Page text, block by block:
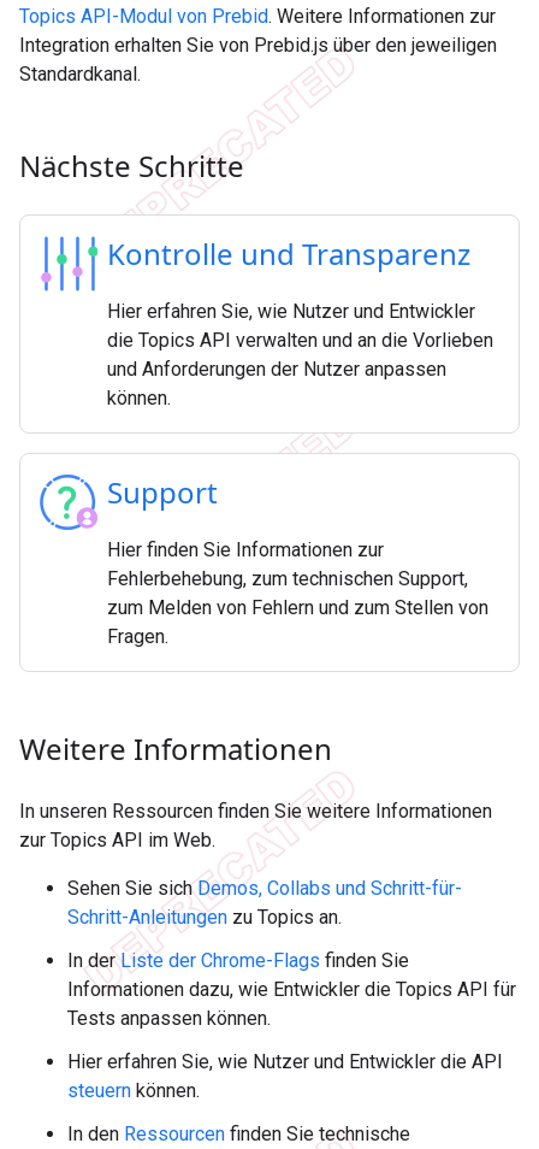
Topics API-Modul von Prebid. Weitere Informationen zur
Integration erhalten Sie von Prebid.js über den jeweiligen
Standardkanal.
Nächste Schritte
Kontrolle und Transparenz
Hier erfahren Sie, wie Nutzer und Entwickler
die Topics API verwalten und an die Vorlieben
und Anforderungen der Nutzer anpassen
können.
Support
Hier finden Sie Informationen zur
Fehlerbehebung, zum technischen Support,
zum Melden von Fehlern und zum Stellen von
Fragen.
Weitere Informationen
In unseren Ressourcen finden Sie weitere Informationen
zur Topics API im Web.
Sehen Sie sichDemos, Collabs und Schritt-für-
Schritt-Anleitungen zu Topics an.
In derListe der Chrome-Flags finden Sie
Informationen dazu, wie Entwickler die Topics API für
Tests anpassen können.
Hier erfahren Sie, wie Nutzer und Entwickler die API
steuern können.
In den Ressourcen finden Sie technische